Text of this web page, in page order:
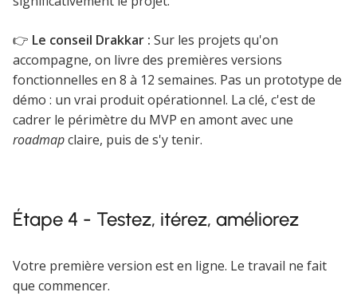
👉 Le conseil Drakkar : Sur les projets qu'on
accompagne, on livre des premières versions
fonctionnelles en 8 à 12 semaines. Pas un prototype de
démo : un vrai produit opérationnel. La clé, c'est de
cadrer le périmètre du MVP en amont avec une
roadmapclaire, puis de s'y tenir.
Étape 4 - Testez, itérez, améliorez
Votre première version est en ligne. Le travail ne fait
que commencer.